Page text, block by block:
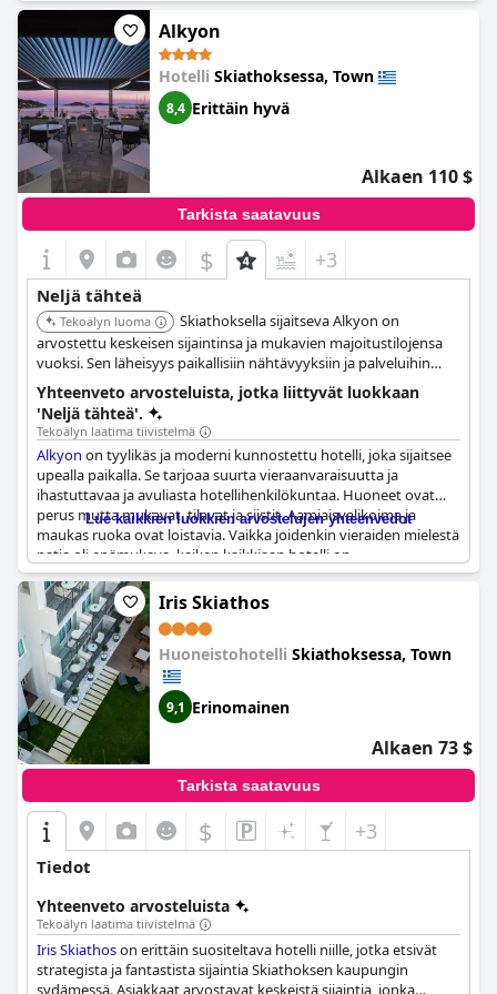
rentouttavan oleskelun puutarhamaisessa ympäristössä.
Alkyon
Hotelli Skiathoksessa, Town
8,4 Erittäin hyvä
Alkaen 110 $
Tarkista saatavuus
$ +3
Neljä tähteä
Tekoälyn luoma
Skiathoksella sijaitseva Alkyon on
arvostettu keskeisen sijaintinsa ja mukavien majoitustilojensa
vuoksi. Sen läheisyys paikallisiin nähtävyyksiin ja palveluihin
tekee siitä kätevän valinnan vierailijoille.
Yhteenveto arvosteluista, jotka liittyvät luokkaan
'Neljä tähteä'.
Tekoälyn laatima tiivistelmä
Alkyon on tyylikäs ja moderni kunnostettu hotelli, joka sijaitsee
upealla paikalla. Se tarjoaa suurta vieraanvaraisuutta ja
ihastuttavaa ja avuliasta hotellihenkilökuntaa. Huoneet ovat
perus mutta mukavat, tilavat ja siistit. Aamiaisvalikoima ja
maukas ruoka ovat loistavia. Vaikka joidenkin vieraiden mielestä
patja oli epämukava, kaiken kaikkiaan hotelli on
poikkeuksellinen ja erittäin hyvä. Se on loistava paikka yöpyä
pari yötä, mutta joidenkin vieraiden mielestä Skiathoksen
kaupunki oli liian kiireinen, jos kaipaa rauhallisia hetkiä. Hotellin
tilat ja palvelut ovat hyvät ja erinomaiset, mutta joidenkin
vieraiden mielestä neljän tähden luokitus on optimistinen ja
huoneet kaipaavat kunnostusta.
Lue kaikkien luokkien arvostelujen yhteenvedot
Iris Skiathos
Huoneistohotelli Skiathoksessa, Town
9,1 Erinomainen
Alkaen 73 $
Tarkista saatavuus
$ +3
Tiedot
Yhteenveto arvosteluista
Tekoälyn laatima tiivistelmä
Iris Skiathoson erittäin suositeltava hotelli niille, jotka etsivät
strategista ja fantastista sijaintia Skiathoksen kaupungin
sydämessä. Asiakkaat arvostavat keskeistä sijaintia, jonka